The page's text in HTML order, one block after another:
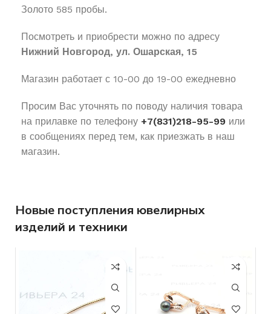
Золото 585 пробы.
Посмотреть и приобрести можно по адресу
Нижний Новгород, ул. Ошарская, 15
Магазин работает с 10-00 до 19-00 ежедневно
Просим Вас уточнять по поводу наличия товара
на прилавке по телефону +7(831)218-95-99 или
в сообщениях перед тем, как приезжать в наш
магазин.
Новые поступления ювелирных
изделий и техники